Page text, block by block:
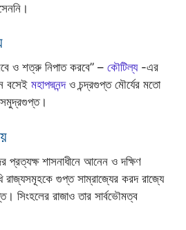
ও শত্রু নিপাত করবে” – কৌটিল্য-এর
বসেই মহাপদ্মনন্দও চন্দ্রগুপ্ত মৌর্যের মতো
সমুদ্রগুপ্ত।
শাসনাধীনে আনেন ও দক্ষিণ
রাজ্যসমূহকে গুপ্ত সাম্রাজ্যের করদ রাজ্যে
সিংহলের রাজাও তার সার্বভৌমত্ব